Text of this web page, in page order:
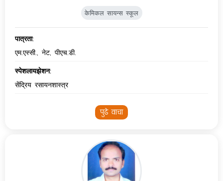
केमिकल सायन्स स्कूल
पात्रता:
एम.एस्सी., नेट, पीएच.डी.
स्पेशलायझेशन:
सेंद्रिय रसायनशास्त्र
पुढे वाचा